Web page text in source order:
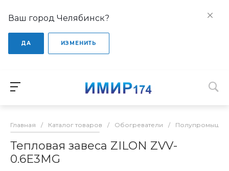
Ваш город Челябинск?
ДА ИЗМЕНИТЬ
Главная / Каталог товаров / Обогреватели /
Тепловая завеса ZILON ZVV-
0.6E3MG